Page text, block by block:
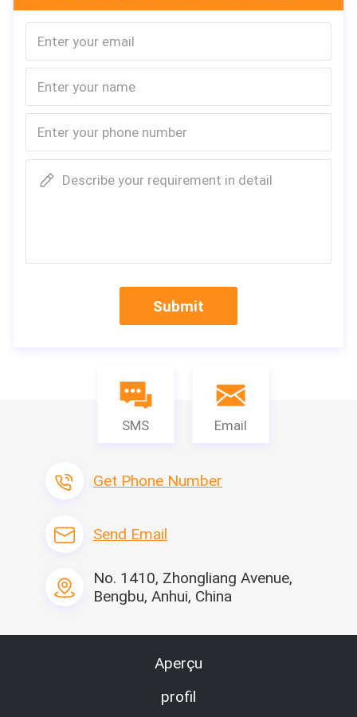
Describe your requirement in detail
Submit
SMS Email
Get Phone Number
Send Email
No. 1410, Zhongliang Avenue,
Bengbu, Anhui, China
Aperçu
profil